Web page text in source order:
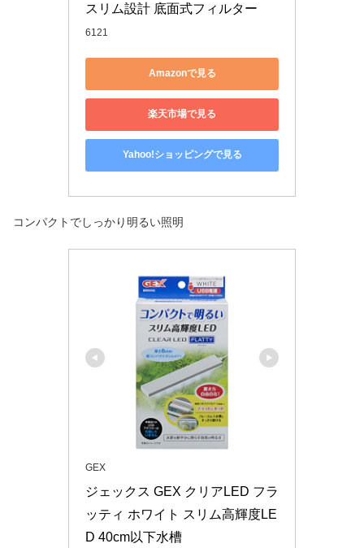
スリム設計 底面式フィルター
6121
Amazonで見る
楽天市場で見る
Yahoo!ショッピングで見る
コンパクトでしっかり明るい照明
GEX
ジェックス GEX クリアLED フラ
ッティ ホワイト スリム高輝度LE
D 40cm以下水槽